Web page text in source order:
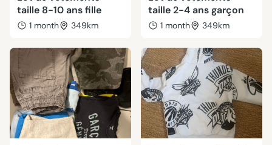
taille 8-10 ans fille
1 month 349km
taille 2-4 ans garçon
1 month 349km